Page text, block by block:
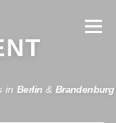
Menü
inBerlin & Brandenburg